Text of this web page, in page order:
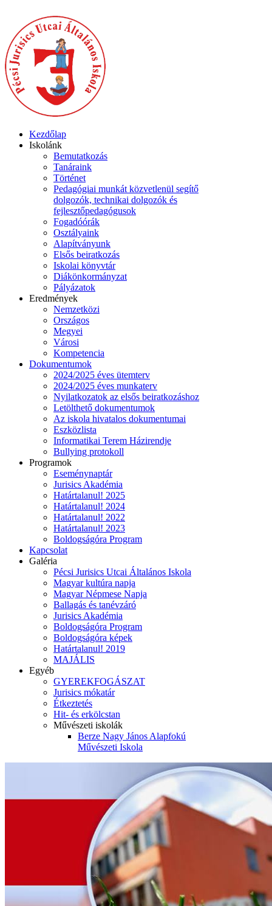
Kezdőlap
Iskolánk
Bemutatkozás
Tanáraink
Történet
Pedagógiai munkát közvetlenül segítő
dolgozók, technikai dolgozók és
fejlesztőpedagógusok
Fogadóórák
Osztályaink
Alapítványunk
Elsős beiratkozás
Iskolai könyvtár
Diákönkormányzat
Pályázatok
Eredmények
Nemzetközi
Országos
Megyei
Városi
Kompetencia
Dokumentumok
2024/2025 éves ütemterv
2024/2025 éves munkaterv
Nyilatkozatok az elsős beiratkozáshoz
Letölthető dokumentumok
Az iskola hivatalos dokumentumai
Eszközlista
Informatikai Terem Házirendje
Bullying protokoll
Programok
Eseménynaptár
Jurisics Akadémia
Határtalanul! 2025
Határtalanul! 2024
Határtalanul! 2022
Határtalanul! 2023
Boldogságóra Program
Kapcsolat
Galéria
Pécsi Jurisics Utcai Általános Iskola
Magyar kultúra napja
Magyar Népmese Napja
Ballagás és tanévzáró
Jurisics Akadémia
Boldogságóra Program
Boldogságóra képek
Határtalanul! 2019
MAJÁLIS
Egyéb
GYEREKFOGÁSZAT
Jurisics mókatár
Étkeztetés
Hit- és erkölcstan
Művészeti iskolák
Berze Nagy János Alapfokú
Művészeti Iskola